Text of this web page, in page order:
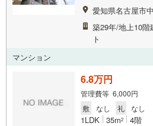
愛知県名古屋市
築29年/地上10
ト
マンション
6.8万円
管理費等 6,000円
敷
なし 礼 なし
1LDK 35m2 4階